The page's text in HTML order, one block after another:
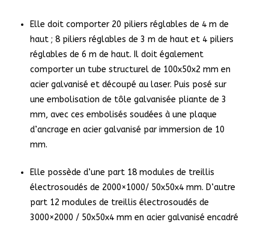
Elle doit comporter 20 piliers réglables de 4 m de
haut ; 8 piliers réglables de 3 m de haut et 4 piliers
réglables de 6 m de haut. Il doit également
comporter un tube structurel de 100x50x2 mm en
acier galvanisé et découpé au laser. Puis posé sur
une embolisation de tôle galvanisée pliante de 3
mm, avec ces embolisés soudées à une plaque
d’ancrage en acier galvanisé par immersion de 10
mm.
Elle possède d’une part 18 modules de treillis
électrosoudés de 2000×1000/ 50x50x4 mm. D’autre
part 12 modules de treillis électrosoudés de
3000×2000 / 50x50x4 mm en acier galvanisé encadré